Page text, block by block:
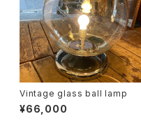
Vintage glass ball lamp
¥66,000